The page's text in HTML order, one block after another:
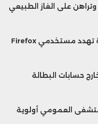
موحدة،
إلى جانب
العلمية،
بالاستخدامات
على الغاز الطبيعي
تحذير أمني في المغرب من ثغرة تهدد مستخدمي Firefox
شخص خارج حسابات البطالة
العمومي أولوية